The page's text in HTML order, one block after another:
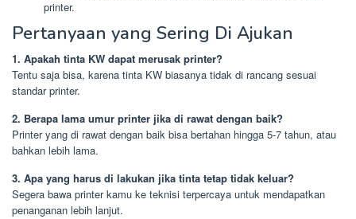
printer.
Pertanyaan yang Sering Di Ajukan
1. Apakah tinta KW dapat merusak printer?
Tentu saja bisa, karena tinta KW biasanya tidak di rancang sesuai
standar printer.
2. Berapa lama umur printer jika di rawat dengan baik?
Printer yang di rawat dengan baik bisa bertahan hingga 5-7 tahun, atau
bahkan lebih lama.
3. Apa yang harus di lakukan jika tinta tetap tidak keluar?
Segera bawa printer kamu ke teknisi terpercaya untuk mendapatkan
penanganan lebih lanjut.